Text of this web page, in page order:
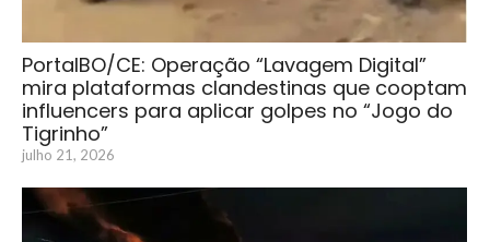
PortalBO/CE: Operação “Lavagem Digital”
mira plataformas clandestinas que cooptam
influencers para aplicar golpes no “Jogo do
Tigrinho”
julho 21, 2026